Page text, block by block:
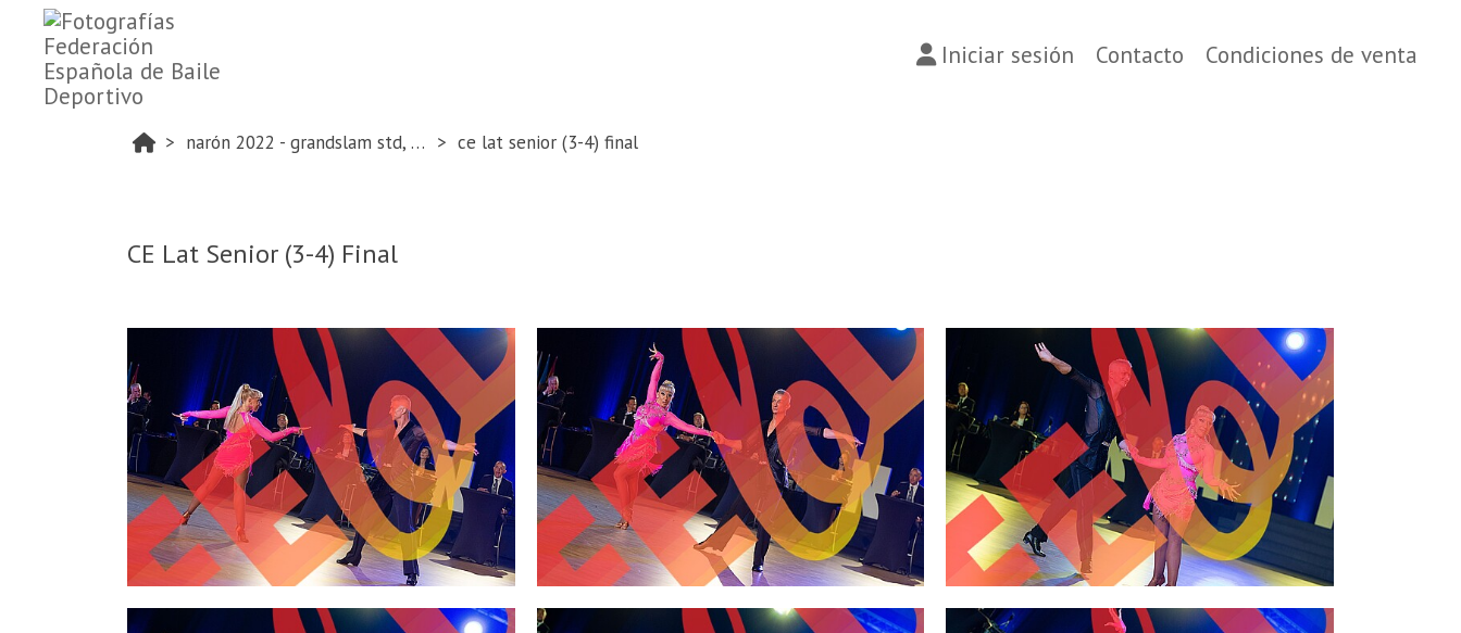
Iniciar sesión Contacto Condiciones de venta
narón 2022 - grandslam std, lat and ce lat ce lat senior (3-4) final
CE Lat Senior (3-4) Final
2,00 € 2,00 € 2,00 €